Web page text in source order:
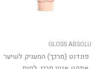
GLOSS ABSOLU
פונדנט (מרכך) המעניק לשיער